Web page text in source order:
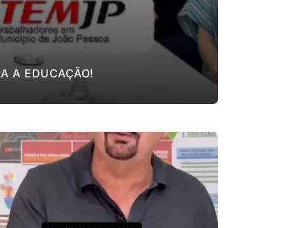
A EDUCAÇÃO!